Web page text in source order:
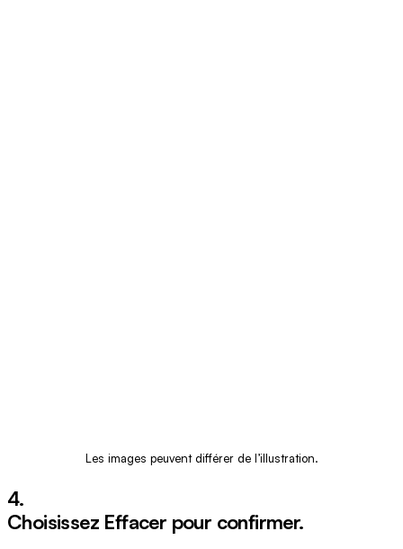
Les images peuvent différer de l’illustration.
4.
Choisissez Effacer pour confirmer.